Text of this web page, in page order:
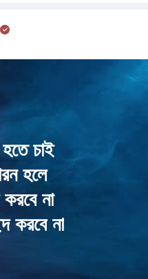
চাই
হলে
না
করবে না